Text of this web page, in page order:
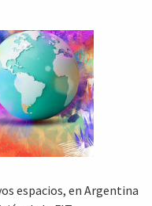
espacios, en Argentina